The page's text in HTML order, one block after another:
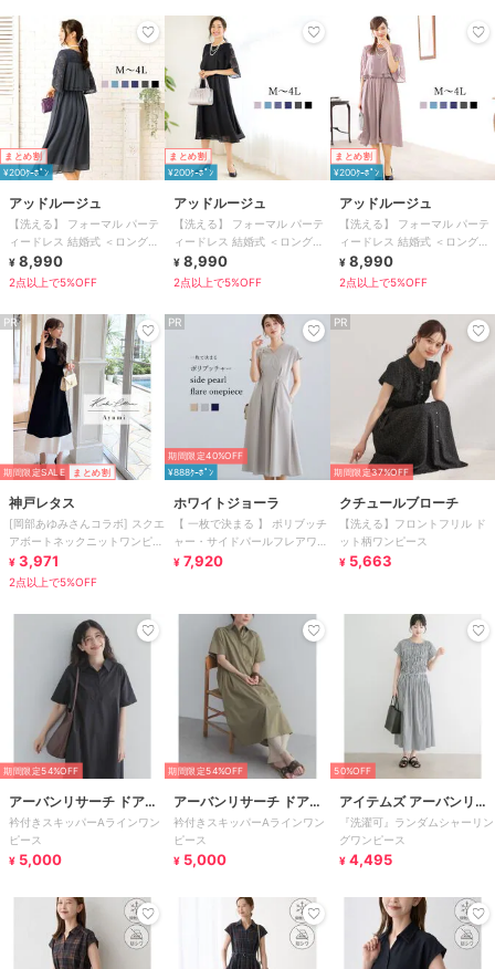
まとめ割
¥200ｸｰﾎﾟﾝ
アッドルージュ
【洗える】 フォーマル パーテ
ィードレス 結婚式 ＜ロング丈
有＞ S~4L
¥ 8,990
2点以上で5%OFF
まとめ割
¥200ｸｰﾎﾟﾝ
アッドルージュ
【洗える】 フォーマル パーテ
ィードレス 結婚式 ＜ロング丈
有＞ S~4L
¥ 8,990
2点以上で5%OFF
まとめ割
¥200ｸｰﾎﾟﾝ
アッドルージュ
【洗える】 フォーマル パーテ
ィードレス 結婚式 ＜ロング丈
有＞ S~4L
¥ 8,990
2点以上で5%OFF
PR
期間限定SALE まとめ割
神戸レタス
[岡部あゆみさんコラボ] スクエ
アボートネックニットワンピー
ス(選べるタイプとサイズ)
[E3348]
¥ 3,971
2点以上で5%OFF
PR
期間限定40%OFF
¥888ｸｰﾎﾟﾝ
ホワイトジョーラ
【 一枚で決まる 】 ポリブッチ
ャー・サイドパールフレアワン
ピース
¥ 7,920
PR
期間限定37%OFF
クチュールブローチ
【洗える】フロントフリル ド
ット柄ワンピース
¥ 5,663
期間限定54%OFF
アーバンリサーチ ドアー
ズ
衿付きスキッパーAラインワン
ピース
¥ 5,000
期間限定54%OFF
アーバンリサーチ ドアー
ズ
衿付きスキッパーAラインワン
ピース
¥ 5,000
50%OFF
アイテムズ アーバンリサ
ーチ
『洗濯可』ランダムシャーリン
グワンピース
¥ 4,495